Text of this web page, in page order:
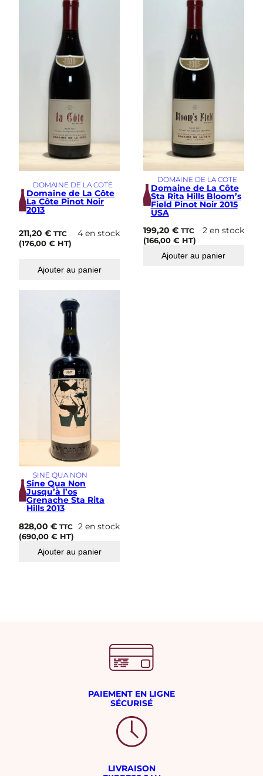
DOMAINE DE LA COTE
Domaine de La Côte
La Côte Pinot Noir
2013
211,20€ TTC
(176,00€ HT)
4 en stock
Ajouter au panier
DOMAINE DE LA COTE
Domaine de La Côte
Sta Rita Hills Bloom’s
Field Pinot Noir 2015
USA
199,20 € TTC
(166,00 €HT)
2 en stock
Ajouter au panier
SINE QUA NON
Sine Qua Non
Jusqu’à l’os
Grenache Sta Rita
Hills 2013
828,00€ TTC
(690,00€ HT)
2 en stock
Ajouter au panier
PAIEMENT EN LIGNE
SÉCURISÉ
LIVRAISON